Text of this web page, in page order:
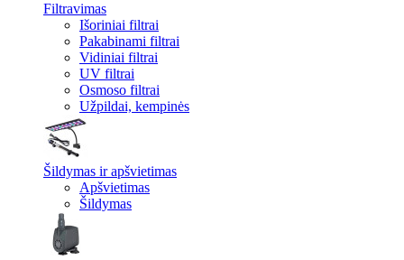
Filtravimas
Išoriniai filtrai
Pakabinami filtrai
Vidiniai filtrai
UV filtrai
Osmoso filtrai
Užpildai, kempinės
Šildymas ir apšvietimas
Apšvietimas
Šildymas